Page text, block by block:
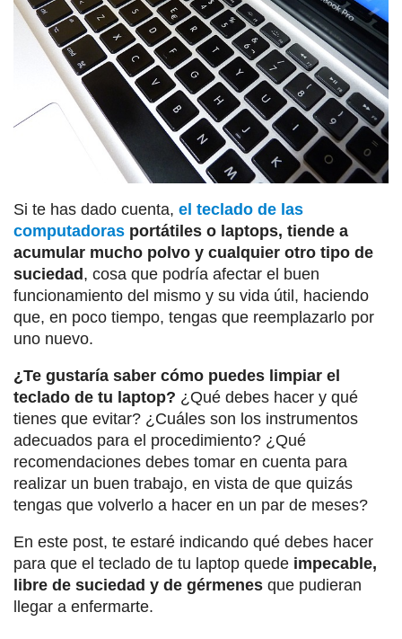
Si te has dado cuenta, el teclado de las
computadoras portátiles o laptops, tiende a
acumular mucho polvo y cualquier otro tipo de
suciedad, cosa que podría afectar el buen
funcionamiento del mismo y su vida útil, haciendo
que, en poco tiempo, tengas que reemplazarlo por
uno nuevo.
¿Te gustaría saber cómo puedes limpiar el
teclado de tu laptop? ¿Qué debes hacer y qué
tienes que evitar? ¿Cuáles son los instrumentos
adecuados para el procedimiento? ¿Qué
recomendaciones debes tomar en cuenta para
realizar un buen trabajo, en vista de que quizás
tengas que volverlo a hacer en un par de meses?
En este post, te estaré indicando qué debes hacer
para que el teclado de tu laptop quede impecable,
libre de suciedad y de gérmenes que pudieran
llegar a enfermarte.